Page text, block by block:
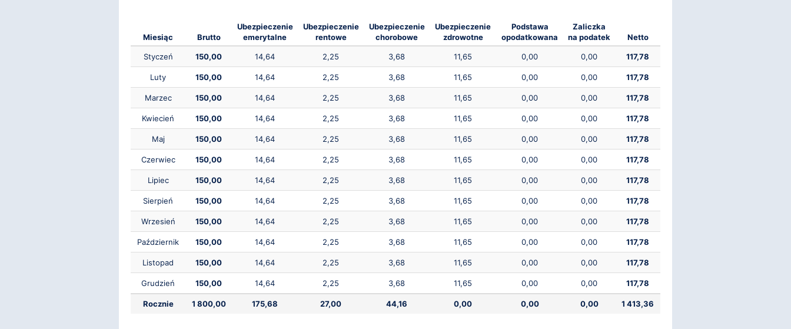
Miesiąc Brutto
Ubezpieczenie
emerytalne
Ubezpieczenie
rentowe
Ubezpieczenie
chorobowe
Ubezpieczenie
zdrowotne
Podstawa
opodatkowana
Zaliczka
na podatek
Netto
Styczeń 150,00 14,64 2,25 3,68 11,65 0,00 0,00 117,78
Luty 150,00 14,64 2,25 3,68 11,65 0,00 0,00 117,78
Marzec 150,00 14,64 2,25 3,68 11,65 0,00 0,00 117,78
Kwiecień 150,00 14,64 2,25 3,68 11,65 0,00 0,00 117,78
Maj 150,00 14,64 2,25 3,68 11,65 0,00 0,00 117,78
Czerwiec 150,00 14,64 2,25 3,68 11,65 0,00 0,00 117,78
Lipiec 150,00 14,64 2,25 3,68 11,65 0,00 0,00 117,78
Sierpień 150,00 14,64 2,25 3,68 11,65 0,00 0,00 117,78
Wrzesień 150,00 14,64 2,25 3,68 11,65 0,00 0,00 117,78
Październik 150,00 14,64 2,25 3,68 11,65 0,00 0,00 117,78
Listopad 150,00 14,64 2,25 3,68 11,65 0,00 0,00 117,78
Grudzień 150,00 14,64 2,25 3,68 11,65 0,00 0,00 117,78
Rocznie 1 800,00 175,68 27,00 44,16 0,00 0,00 0,00 1 413,36